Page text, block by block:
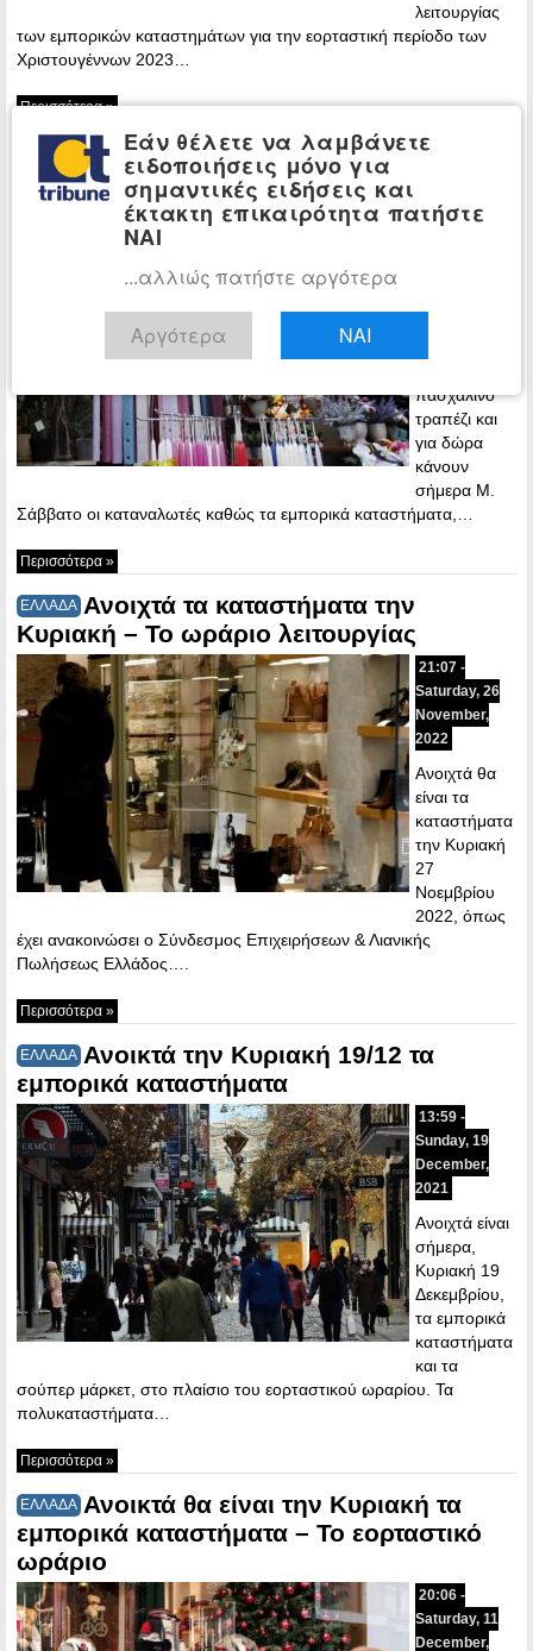
λειτουργίας
των εμπορικών καταστημάτων για την εορταστική περίοδο των
Χριστουγέννων 2023…
Περισσότερα »
ΕΛΛΑΔΑ
Μ. Σάββατο: Το ωράριο των
καταστημάτων – Πώς πληρώνονται οι
αργίες
πασχαλινό
τραπέζι και
για δώρα
κάνουν
σήμερα Μ.
Σάββατο οι καταναλωτές καθώς τα εμπορικά καταστήματα,…
Περισσότερα »
ΕΛΛΑΔΑ Ανοιχτά τα καταστήματα την
Κυριακή – Το ωράριο λειτουργίας
21:07 -
Saturday, 26
November,
2022
Ανοιχτά θα
είναι τα
καταστήματα
την Κυριακή
27
Νοεμβρίου
2022, όπως
έχει ανακοινώσει ο Σύνδεσμος Επιχειρήσεων & Λιανικής
Πωλήσεως Ελλάδος….
Περισσότερα »
ΕΛΛΑΔΑ Ανοικτά την Κυριακή 19/12 τα
εμπορικά καταστήματα
13:59 -
Sunday, 19
December,
2021
Ανοιχτά είναι
σήμερα,
Κυριακή 19
Δεκεμβρίου,
τα εμπορικά
καταστήματα
και τα
σούπερ μάρκετ, στο πλαίσιο του εορταστικού ωραρίου. Τα
πολυκαταστήματα…
Περισσότερα »
ΕΛΛΑΔΑ Ανοικτά θα είναι την Κυριακή τα
εμπορικά καταστήματα – Το εορταστικό
ωράριο
20:06 -
Saturday, 11
December,
Εάν θέλετε να λαμβάνετε
ειδοποιήσεις μόνο για
σημαντικές ειδήσεις και
έκτακτη επικαιρότητα πατήστε
ΝΑΙ
...αλλιώς πατήστε αργότερα
Αργότερα ΝΑΙ